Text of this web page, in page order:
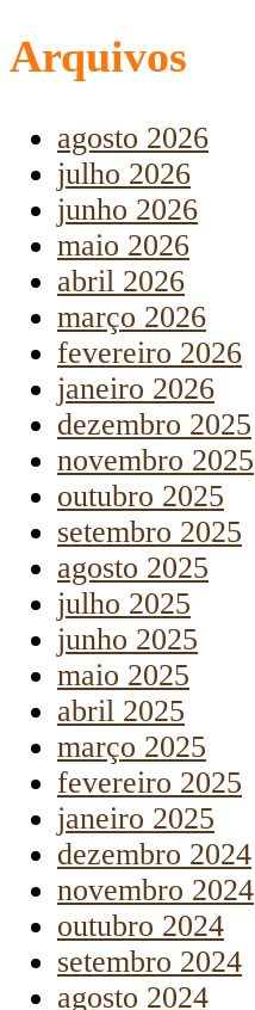
Arquivos
agosto 2026
julho 2026
junho 2026
maio 2026
abril 2026
março 2026
fevereiro 2026
janeiro 2026
dezembro 2025
novembro 2025
outubro 2025
setembro 2025
agosto 2025
julho 2025
junho 2025
maio 2025
abril 2025
março 2025
fevereiro 2025
janeiro 2025
dezembro 2024
novembro 2024
outubro 2024
setembro 2024
agosto 2024